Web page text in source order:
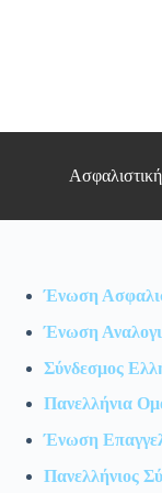
Ένωση
Ένωση
Σύνδεσμος
Πανελλήνια
Ένωση
Πανελλήνιος